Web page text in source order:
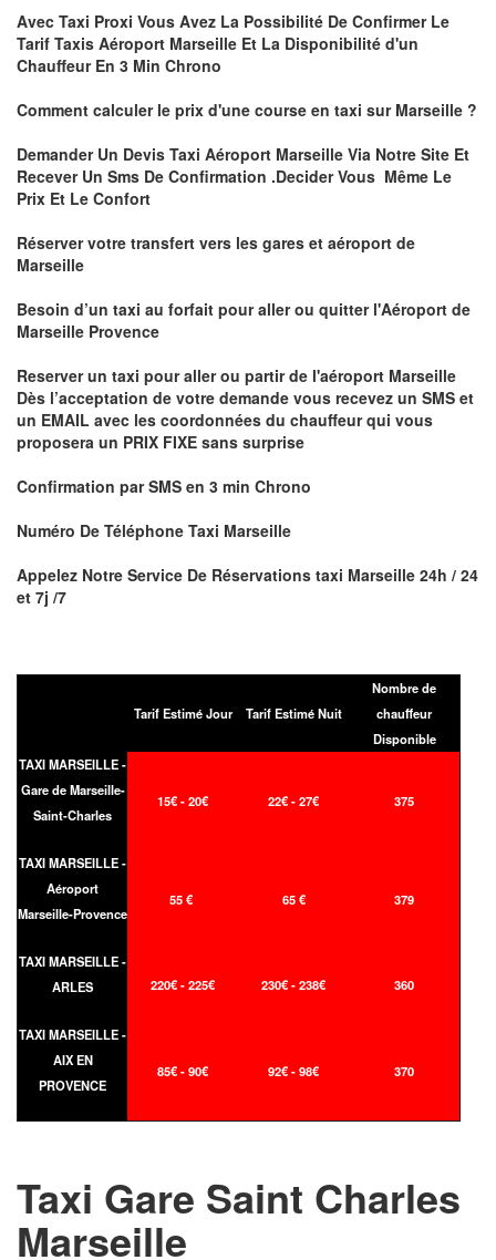
Avec Taxi Proxi Vous Avez La Possibilité De ConfirmerLe
Tarif Taxis Aéroport Marseille Et La Disponibilité d'un
Chauffeur En 3 Min Chrono
Comment calculer le prix d'une course en taxi sur Marseille ?
Demander Un Devis Taxi Aéroport Marseille Via Notre Site Et
Recever Un Sms De Confirmation .Decider Vous Même Le
Prix Et Le Confort
Réserver votre transfert vers les gares et aéroport de
Marseille
Besoin d’un taxi au forfait pour aller ou quitter l'Aéroport de
Marseille Provence
Reserver un taxi pour aller ou partir de l'aéroport Marseille
Dès l’acceptation de votre demande vous recevez un SMS et
un EMAIL avec les coordonnées du chauffeur qui vous
proposera un PRIX FIXE sans surprise
Confirmation parSMS en 3 min Chrono
Numéro De Téléphone Taxi Marseille
Appelez Notre Service De Réservations taxi Marseille 24h / 24
et 7j /7
Tarif Estimé Jour Tarif Estimé Nuit
Nombre de
chauffeur
Disponible
TAXI MARSEILLE -
Gare de Marseille-
Saint-Charles
15€ - 20€ 22€ - 27€ 375
TAXI MARSEILLE -
Aéroport
Marseille-Provence
55 € 65 € 379
TAXI MARSEILLE -
ARLES
220€ - 225€ 230€ - 238€ 360
TAXI MARSEILLE -
AIX EN
PROVENCE
85€ - 90€ 92€ - 98€ 370
Taxi Gare Saint Charles
Marseille